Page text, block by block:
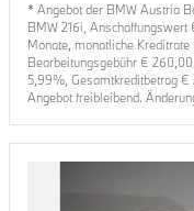
* Angebot der BMW Austria
BMW 216i, Anschaffungswert
Monate, monatliche Kreditrate
Bearbeitungsgebühr € 260,00
5,99%, Gesamtkreditbetrag €
Angebot freibleibend.